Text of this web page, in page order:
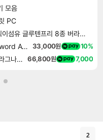
모음
PC
종 버라이어티팩, 16개입, 1개 [원산지:일본]
드래곤소드 어웨이크닝 DragonSword Awakening 33,000원 10%
그랑블루 판타지 리링크 엔드리스 라그나로크 Granblue Fantasy Relink Endless Ragnarok 66,800원 7,000
2